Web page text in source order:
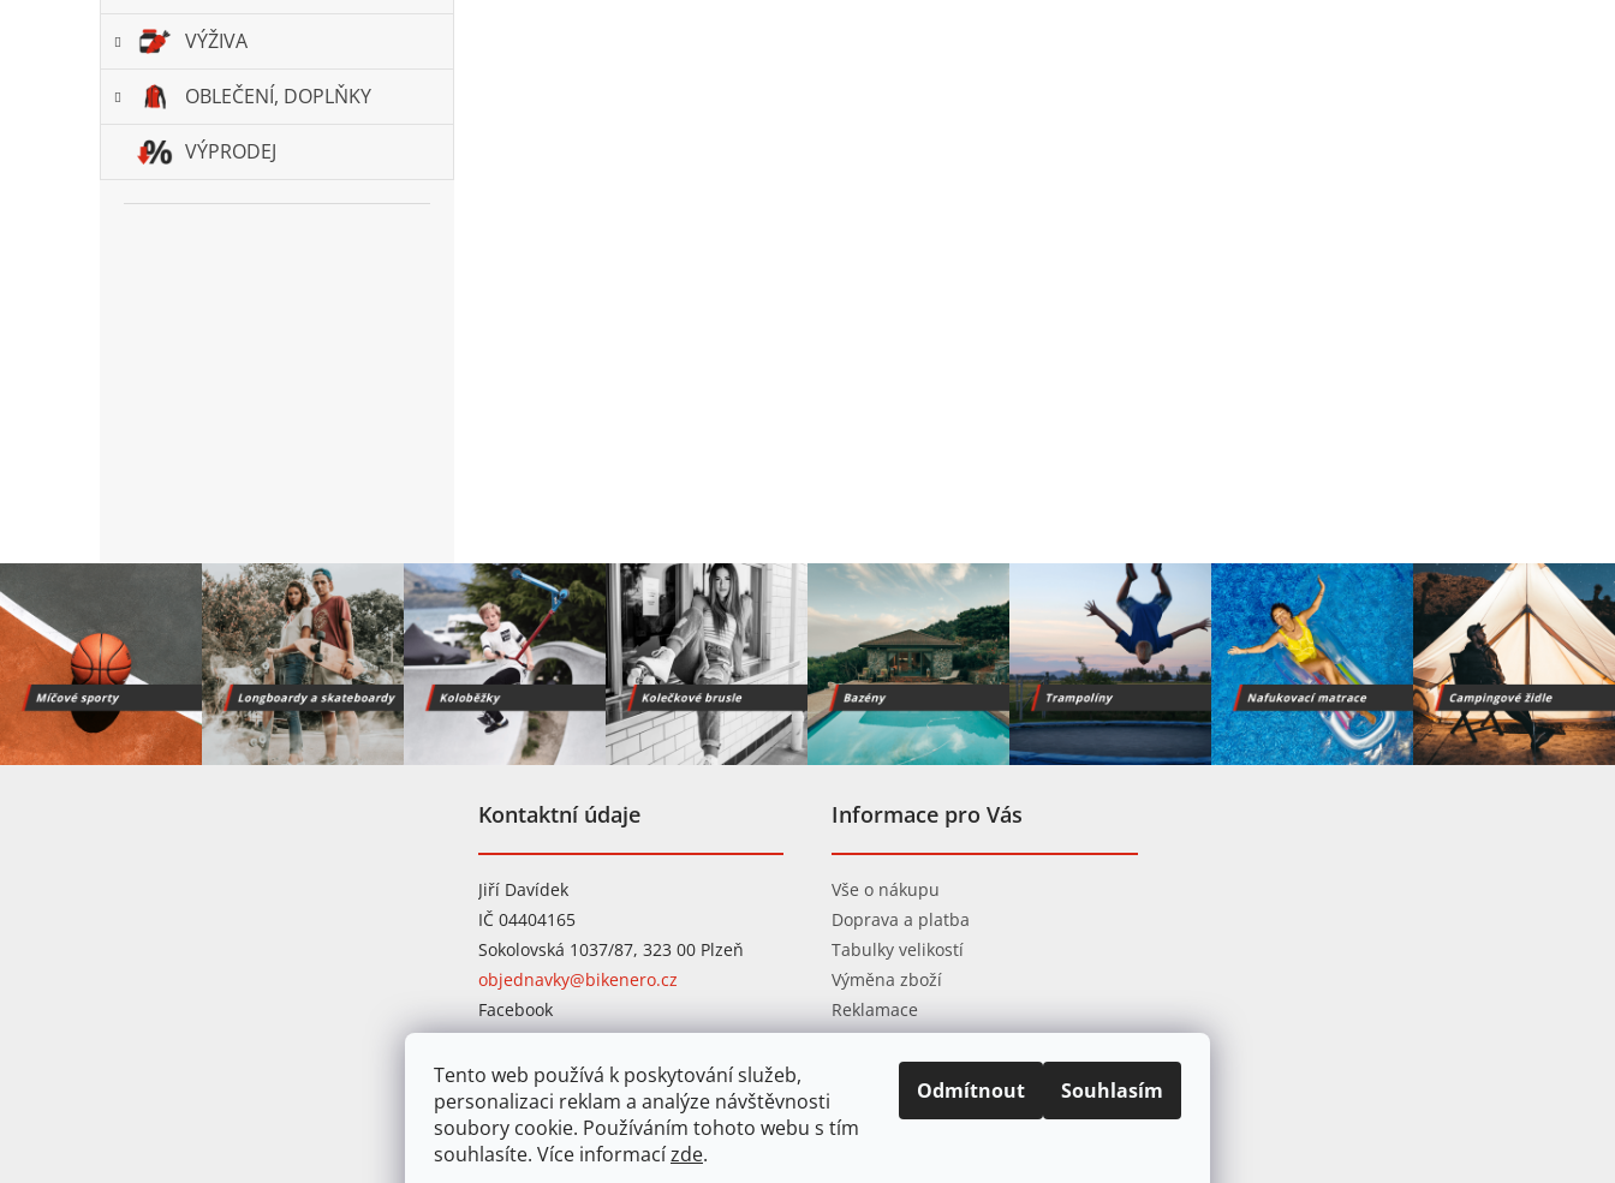
Tento web používá k poskytování služeb,
personalizaci reklam a analýze návštěvnosti
soubory cookie. Používáním tohoto webu s tím
souhlasíte. Více informacízde.
Odmítnout Souhlasím
VÝŽIVA
OBLEČENÍ, DOPLŇKY
VÝPRODEJ
Z
Kontaktní údaje
Jiří Davídek
IČ 04404165
Sokolovská 1037/87, 323 00 Plzeň
objednavky@bikenero.cz
Facebook
Instagram
Informace pro Vás
Vše o nákupu
Doprava a platba
Tabulky velikostí
Výměna zboží
Reklamace
Obchodní podmínky
Ochrana osobních údajů